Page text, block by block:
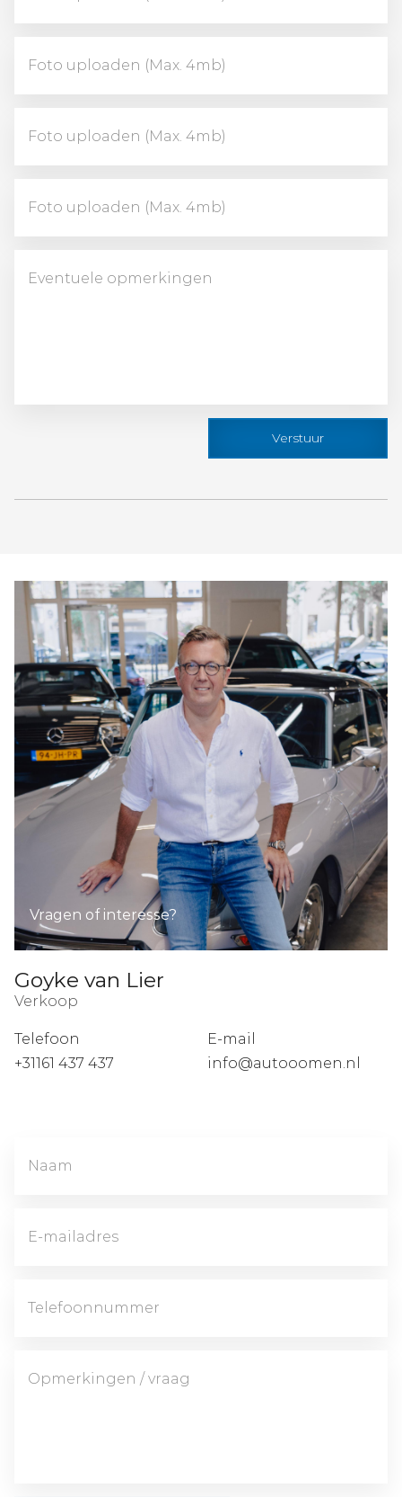
Foto uploaden (Max. 4mb)
Foto uploaden (Max. 4mb)
Foto uploaden (Max. 4mb)
Verstuur
Vragen of interesse?
Goyke van Lier
Verkoop
Telefoon
+31161 437 437
E-mail
info@autooomen.nl